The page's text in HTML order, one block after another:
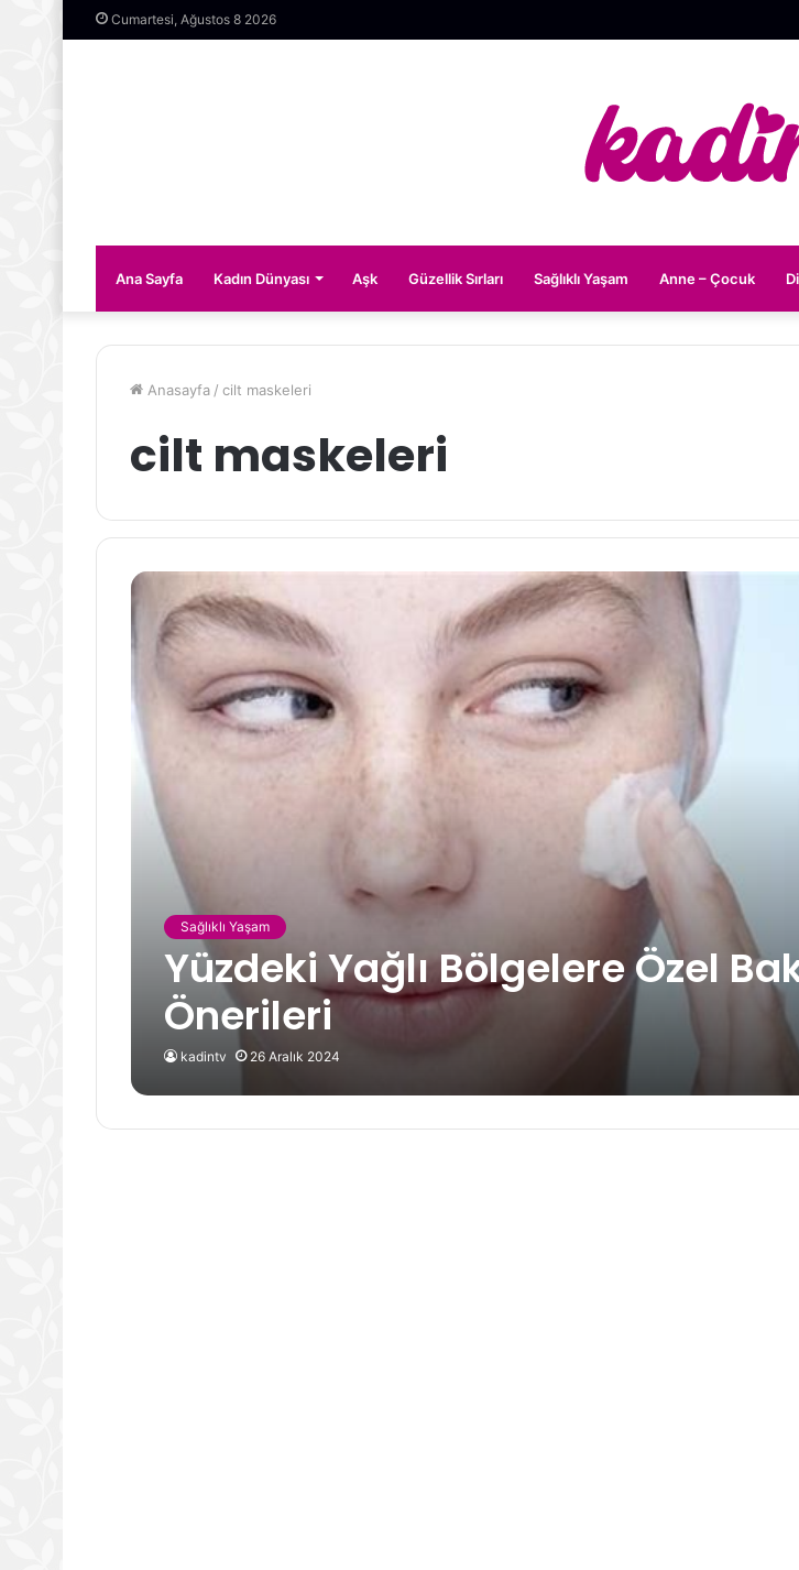
Cumartesi, Ağustos 8 2026
Ana Sayfa Kadın Dünyası Aşk Güzellik Sırları Sağlıklı Yaşam Anne – Çocuk
Anasayfa / cilt maskeleri
cilt maskeleri
Sağlıklı Yaşam
Yüzdeki Yağlı Bölgelere Özel
Önerileri
kadintv 26 Aralık 2024